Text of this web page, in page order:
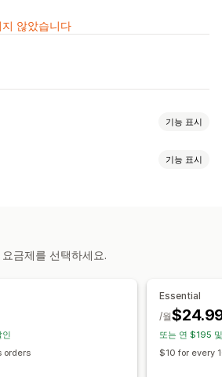
않았습니다
기능 표시
여러 통화
기능 표시
금제를 선택하세요.
orders
Essential
/월
또는 연 $195
$10 for every